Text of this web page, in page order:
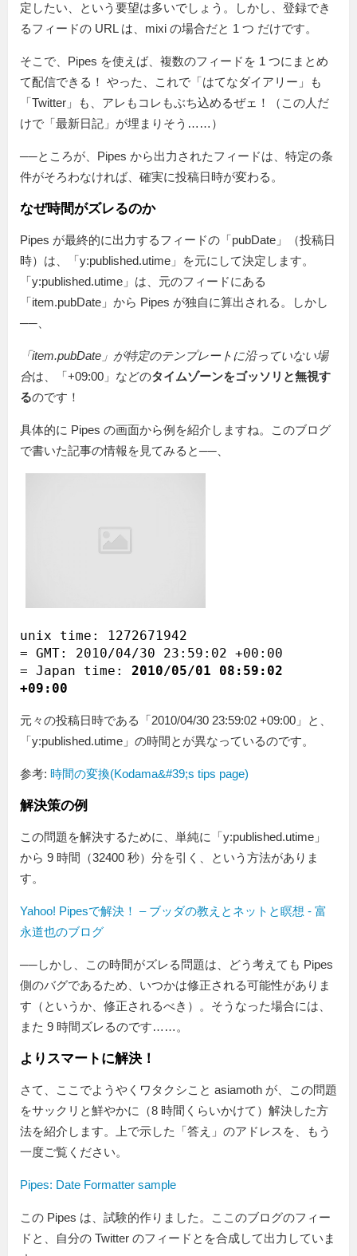
定したい、という要望は多いでしょう。しかし、登録でき
るフィードの URL は、mixi の場合だと 1 つ だけです。
そこで、Pipes を使えば、複数のフィードを 1 つにまとめ
て配信できる！ やった、これで「はてなダイアリー」も
「Twitter」も、アレもコレもぶち込めるぜェ！（この人だ
けで「最新日記」が埋まりそう……）
──ところが、Pipes から出力されたフィードは、特定の条
件がそろわなければ、確実に投稿日時が変わる。
なぜ時間がズレるのか
Pipes が最終的に出力するフィードの「pubDate」（投稿日
時）は、「y:published.utime」を元にして決定します。
「y:published.utime」は、元のフィードにある
「item.pubDate」から Pipes が独自に算出される。しかし
──、
「item.pubDate」が特定のテンプレートに沿っていない場
合は、「+09:00」などのタイムゾーンをゴッソリと無視す
るのです！
具体的に Pipes の画面から例を紹介しますね。このブログ
で書いた記事の情報を見てみると──、
unix time: 1272671942
= GMT: 2010/04/30 23:59:02 +00:00
= Japan time: 2010/05/01 08:59:02
+09:00
元々の投稿日時である「2010/04/30 23:59:02 +09:00」と、
「y:published.utime」の時間とが異なっているのです。
参考: 時間の変換(Kodama&#39;s tips page)
解決策の例
この問題を解決するために、単純に「y:published.utime」
から 9 時間（32400 秒）分を引く、という方法がありま
す。
Yahoo! Pipesで解決！ – ブッダの教えとネットと瞑想 ‐ 富
永道也のブログ
──しかし、この時間がズレる問題は、どう考えても Pipes
側のバグであるため、いつかは修正される可能性がありま
す（というか、修正されるべき）。そうなった場合には、
また 9 時間ズレるのです……。
よりスマートに解決！
さて、ここでようやくワタクシこと asiamoth が、この問題
をサックリと鮮やかに（8 時間くらいかけて）解決した方
法を紹介します。上で示した「答え」のアドレスを、もう
一度ご覧ください。
Pipes: Date Formatter sample
この Pipes は、試験的作りました。ここのブログのフィー
ドと、自分の Twitter のフィードとを合成して出力していま